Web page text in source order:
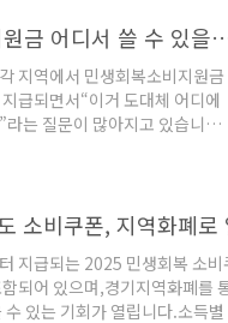
입 주소가 반영되었는지 확인
하게 정리해 드립니다.1. 민생
나카드 포인트, 지역화폐, 선불
전 국민 대상 지급 + 소득 하위
인 신청 필수, 자동 수령 불가2.
국민 대상)신청 기간: 2025년
..
민생회복지원금 어디서 쓸 수
지역에서 민생회복소비지원금
급되면서“이거 도대체 어디에
라는 질문이 많아지고 있습니다.
금 사용처 확인 방법부터 실제
종까지 정리해드립니다.민생회
하는 지역 소비 활성화 목적의
입니다.대부분 카드형, 앱형, 또
으로 지급됩니다.반드시 해당
가맹점에서만 사용할 수 있어요.
방법은?▶ 1. 지역상품권
지급되는 2025 민생회복 소
되어 있으며,경기지역화폐를
수 있는 기회가 열립니다.소득